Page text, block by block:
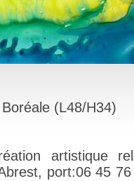
Boréale (L48/H34)
artistique
port:06 45